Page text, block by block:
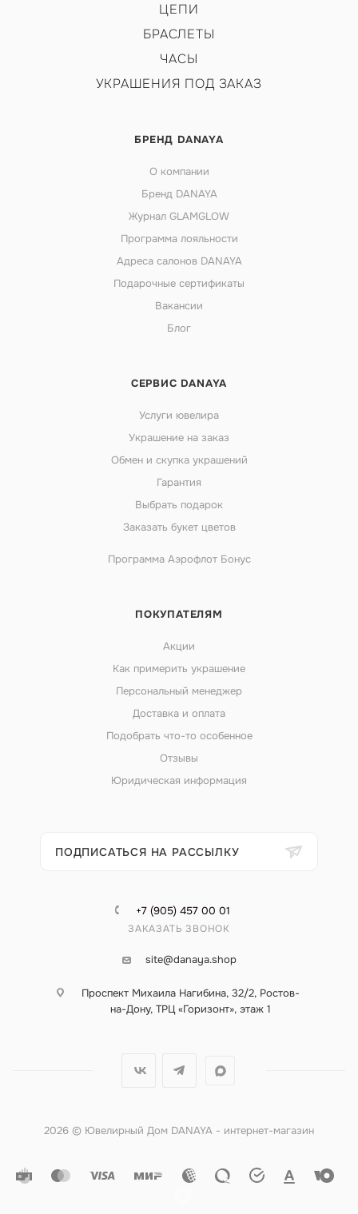
ЦЕПИ
БРАСЛЕТЫ
ЧАСЫ
УКРАШЕНИЯ ПОД ЗАКАЗ
БРЕНД DANAYA
О компании
Бренд DANAYA
Журнал GLAMGLOW
Программа лояльности
Адреса салонов DANAYA
Подарочные сертификаты
Вакансии
Блог
СЕРВИС DANAYA
Услуги ювелира
Украшение на заказ
Обмен и скупка украшений
Гарантия
Выбрать подарок
Заказать букет цветов
Программа Аэрофлот Бонус
ПОКУПАТЕЛЯМ
Акции
Как примерить украшение
Персональный менеджер
Доставка и оплата
Подобрать что-то особенное
Отзывы
Юридическая информация
ПОДПИСАТЬСЯ НА РАССЫЛКУ
+7 (905) 457 00 01
ЗАКАЗАТЬ ЗВОНОК
site@danaya.shop
Проспект Михаила Нагибина, 32/2, Ростов-
на-Дону, ТРЦ «Горизонт», этаж 1
2026 © Ювелирный Дом DANAYA - интернет-магазин